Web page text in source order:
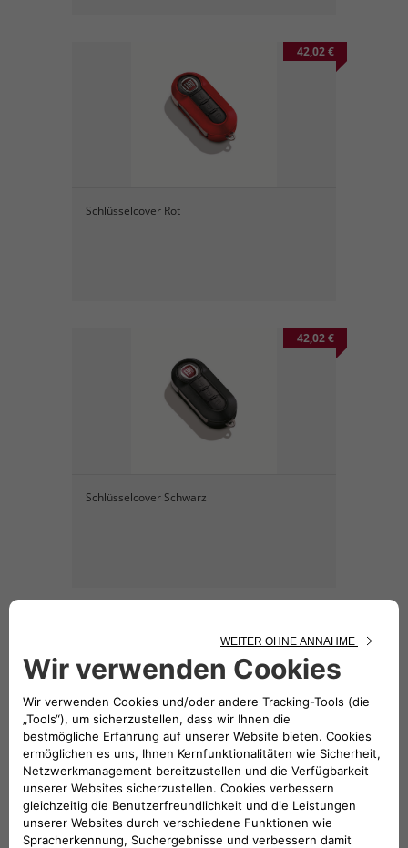
42,02 €
Schlüsselcover Rot
42,02 €
Schlüsselcover Schwarz
Schlüsselcover grau